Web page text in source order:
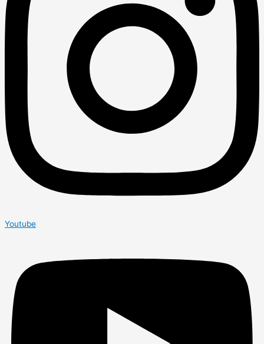
Youtube